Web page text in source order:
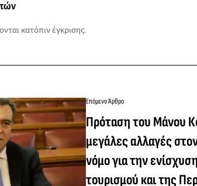
κατόπιν έγκρισης.
Επόμενο Άρθρο
Πρόταση του Μάνου
μεγάλες αλλαγές
νόμο για την
τουρισμού και της